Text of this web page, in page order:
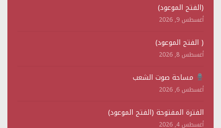
(الفتح الموعود)
أغسطس 9, 2026
( الفتح الموعود)
أغسطس 8, 2026
مساحة صوت الشعب
أغسطس 6, 2026
الفترة المفتوحة (الفتح الموعود)
أغسطس 4, 2026